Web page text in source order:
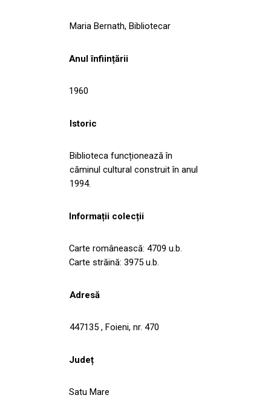
Maria Bernath, Bibliotecar
Anul înființării
1960
Istoric
Biblioteca funcționează în
căminul cultural construit în anul
1994.
Informații colecții
Carte românească: 4709 u.b.
Carte străină: 3975 u.b.
Adresă
447135 , Foieni, nr. 470
Județ
Satu Mare